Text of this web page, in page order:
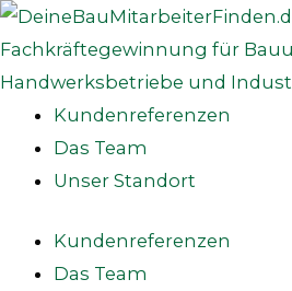
Zum
Inhalt
springen
Kundenreferenzen
Das Team
Unser Standort
Kundenreferenzen
Das Team